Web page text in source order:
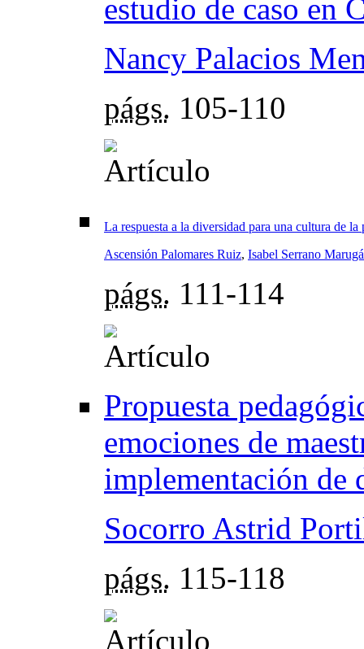
estudio de caso en
Nancy Palacios
págs. 105-110
La respuesta a la diversidad para una cultura de
Ascensión Palomares Ruiz, Isabel Serrano
págs. 111-114
Propuesta
emociones de
implementación de
Socorro Astrid
págs. 115-118